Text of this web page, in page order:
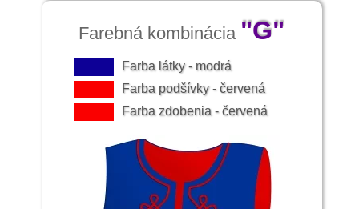
Farebná kombinácia "G"
Farba látky - modrá
Farba podšívky - červená
Farba zdobenia - červená